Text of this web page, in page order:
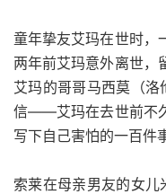
童年挚友艾玛在世时，
两年前艾玛意外离世，
艾玛的哥哥马西莫（洛
信——艾玛在去世前不
写下自己害怕的一百件
索莱在母亲男友的女儿